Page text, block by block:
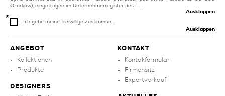
ANGEBOT
Kollektionen
Produkte
DESIGNERS
KONTAKT
Kontakformular
Firmensitz
Exportverkauf
Ozorków), eingetragen im Unternehmerregister des L...
Ausklappen
Ich gebe meine freiwillige Zustimmun...
Ausklappen